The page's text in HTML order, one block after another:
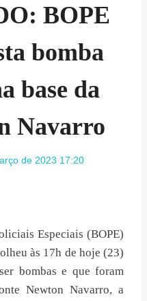
BOPE
bomba
base da
Navarro
de 2023 17:20
Especiais (BOPE)
às 17h de hoje (23)
bombas e que foram
Newton Navarro, a